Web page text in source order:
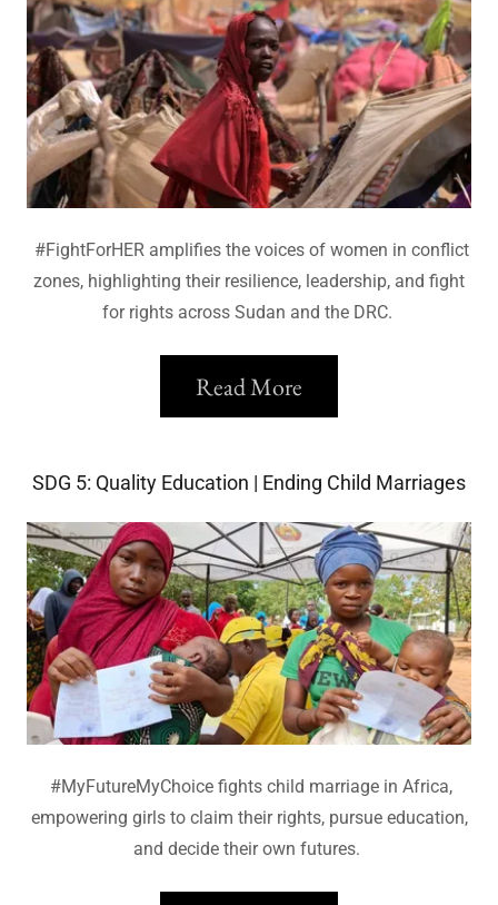
#FightForHER amplifies the voices of women in conflict
zones, highlighting their resilience, leadership, and fight
for rights across Sudan and the DRC.
Read More
SDG 5: Quality Education | Ending Child Marriages
#MyFutureMyChoice fights child marriage in Africa,
empowering girls to claim their rights, pursue education,
and decide their own futures.